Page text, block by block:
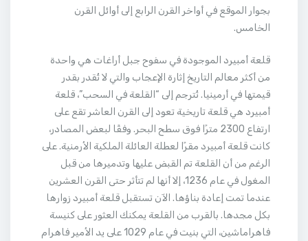
بجوار الموقع في أواخر القرن الرابع إلى أوائل القرن
الخامس.
قلعة أمبيرد الموجودة في سفوح جبل أراغات هي واحدة
من أكثر معالم التاريخ إثارة الإعجاب والتي لا تُقدر بقدر
قيمتها في أرمينيا. تُترجم إلى “القلعة في السحب”، قلعة
أمبيرد هي قلعة تاريخية تعود إلى القرن العاشر تقع على
ارتفاع 2300 مترًا فوق سطح البحر. وفقًا لبعض المصادر،
كانت قلعة أمبيرد مقرًا لعطلة العائلة الملكية الأرمنية. على
الرغم من أن القلعة تم القبض عليها وتدميرها من قبل
المغول في عام 1236، إلا أنها لم تتأثر حتى القرن العشرين
عندما تمت إعادة بناؤها. الآن تستقبل قلعة أمبيرد زوارها
بكل مجدها. بالقرب من القلعة يمكنك العثور على كنيسة
فاهراماشين، التي بنيت في عام 1029 على يد الأمير فاهرام